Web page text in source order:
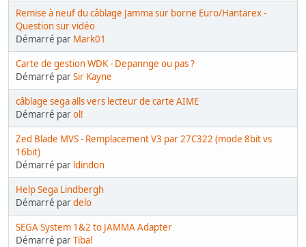
Remise à neuf du câblage Jamma sur borne Euro/Hantarex -
Question sur vidéo
Démarré par Mark01
Carte de gestion WDK - Depannge ou pas ?
Démarré parSir Kayne
câblage sega alls vers lecteur de carte AIME
Démarré parol!
Zed Blade MVS - Remplacement V3 par 27C322 (mode 8bit vs
16bit)
Démarré par ldindon
Help Sega Lindbergh
Démarré pardelo
SEGA System 1&2 to JAMMA Adapter
Démarré parTibal